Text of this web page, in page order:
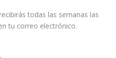
todas las semanas las
tu correo electrónico.